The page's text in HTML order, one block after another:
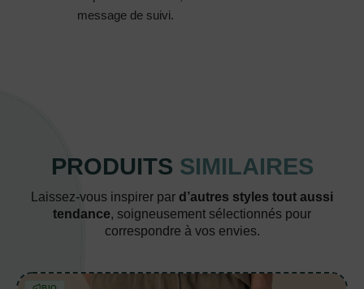
message de suivi.
PRODUITS SIMILAIRES
Laissez-vous inspirer par d’autres styles tout aussi
tendance, soigneusement sélectionnés pour
correspondre à vos envies.